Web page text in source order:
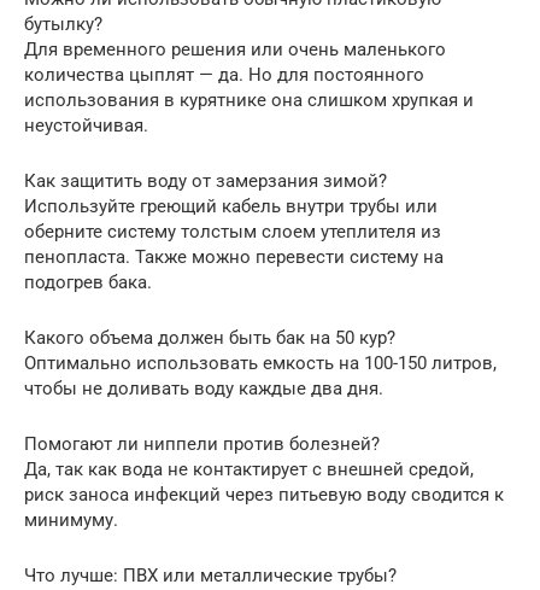
бутылку?
Для временного решения или очень маленького
количества цыплят — да. Но для постоянного
использования в курятнике она слишком хрупкая и
неустойчивая.
Как защитить воду от замерзания зимой?
Используйте греющий кабель внутри трубы или
оберните систему толстым слоем утеплителя из
пенопласта. Также можно перевести систему на
подогрев бака.
Какого объема должен быть бак на 50 кур?
Оптимально использовать емкость на 100-150 литров,
чтобы не доливать воду каждые два дня.
Помогают ли ниппели против болезней?
Да, так как вода не контактирует с внешней средой,
риск заноса инфекций через питьевую воду сводится к
минимуму.
Что лучше: ПВХ или металлические трубы?